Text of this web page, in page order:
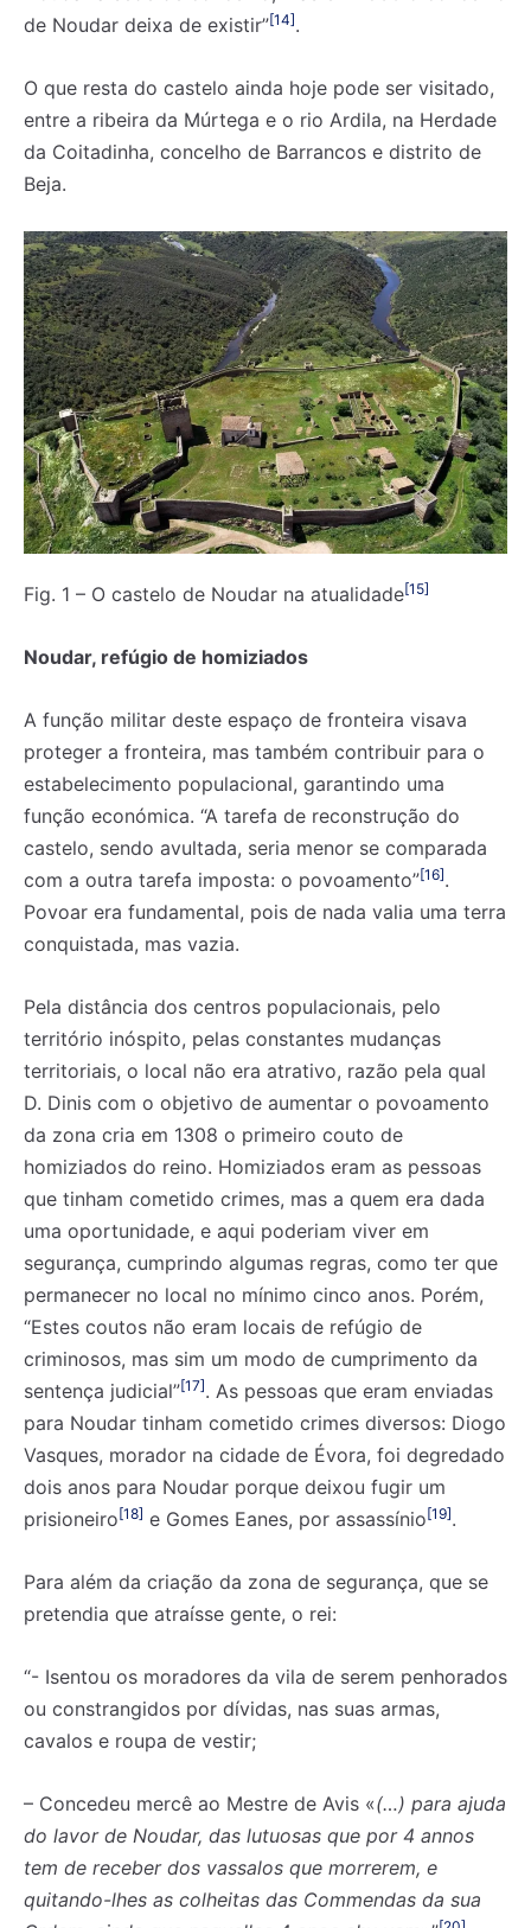
de Noudar deixa de existir”[14].
O que resta do castelo ainda hoje pode ser visitado,
entre a ribeira da Múrtega e o rio Ardila, na Herdade
da Coitadinha, concelho de Barrancos e distrito de
Beja.
Fig. 1 – O castelo de Noudar na atualidade[15]
Noudar, refúgio de homiziados
A função militar deste espaço de fronteira visava
proteger a fronteira, mas também contribuir para o
estabelecimento populacional, garantindo uma
função económica. “A tarefa de reconstrução do
castelo, sendo avultada, seria menor se comparada
com a outra tarefa imposta: o povoamento”[16].
Povoar era fundamental, pois de nada valia uma terra
conquistada, mas vazia.
Pela distância dos centros populacionais, pelo
território inóspito, pelas constantes mudanças
territoriais, o local não era atrativo, razão pela qual
D. Dinis com o objetivo de aumentar o povoamento
da zona cria em 1308 o primeiro couto de
homiziados do reino. Homiziados eram as pessoas
que tinham cometido crimes, mas a quem era dada
uma oportunidade, e aqui poderiam viver em
segurança, cumprindo algumas regras, como ter que
permanecer no local no mínimo cinco anos. Porém,
“Estes coutos não eram locais de refúgio de
criminosos, mas sim um modo de cumprimento da
sentença judicial”[17]. As pessoas que eram enviadas
para Noudar tinham cometido crimes diversos: Diogo
Vasques, morador na cidade de Évora, foi degredado
dois anos para Noudar porque deixou fugir um
prisioneiro[18] e Gomes Eanes, por assassínio[19].
Para além da criação da zona de segurança, que se
pretendia que atraísse gente, o rei:
“- Isentou os moradores da vila de serem penhorados
ou constrangidos por dívidas, nas suas armas,
cavalos e roupa de vestir;
– Concedeu mercê ao Mestre de Avis «(…) para ajuda
do lavor de Noudar, das lutuosas que por 4 annos
tem de receber dos vassalos que morrerem, e
quitando-lhes as colheitas das Commendas da sua